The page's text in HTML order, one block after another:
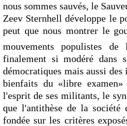
nous sommes sauvés, le
Zeev Sternhell développe le
peut que nous montrer le
mouvements populistes
finalement si modéré dans
démocratiques mais aussi
bienfaits du «libre
l'esprit de ses militants, le
que l'antithèse de la société
fondée sur les critères